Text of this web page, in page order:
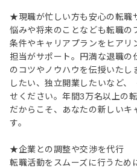
★現職が忙しい方も安心の転職
悩みや将来のことなども転職の
条件やキャリアプランをヒアリ
担当がサポート。円満な退職
のコツやノウハウを伝授いた
したい、独立開業したいなど
せください。年間3万名以上の
だからこそ、あなたの新しいキ
す。
★企業との調整や交渉を代行
転職活動をスムーズに行うため